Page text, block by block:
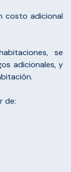
costo adicional
se
adicionales, y
de: